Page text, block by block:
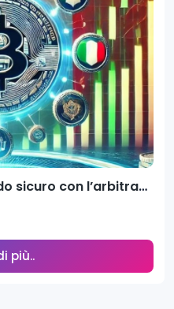
Guadagna in modo sicuro con l’arbitraggio automatico di criptovalute e l’intelligenza artificiale
più..